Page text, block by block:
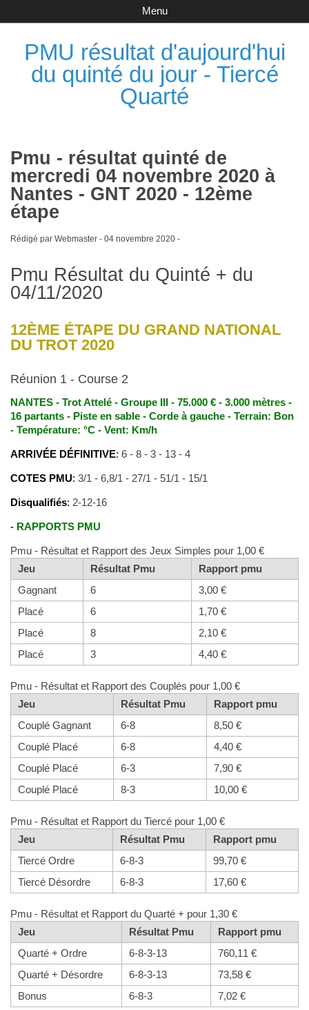
PMU résultat d'aujourd'hui
du quinté du jour - Tiercé
Quarté
Menu
Pmu - résultat quinté de
mercredi 04 novembre 2020 à
Nantes - GNT 2020 - 12ème
étape
Rédigé par Webmaster - 04 novembre 2020-
Pmu Résultat du Quinté + du
04/11/2020
12ÈME ÉTAPE DU GRAND NATIONAL
DU TROT 2020
Réunion 1 - Course 2
NANTES - Trot Attelé - Groupe III - 75.000 € - 3.000 mètres -
16 partants - Piste en sable - Corde à gauche - Terrain: Bon
- Température: °C - Vent: Km/h
ARRIVÉE DÉFINITIVE: 6 - 8 - 3 - 13 - 4
COTES PMU: 3/1 - 6,8/1 - 27/1 - 51/1 - 15/1
Disqualifiés: 2-12-16
- RAPPORTS PMU
Pmu - Résultat et Rapport des Jeux Simples pour 1,00 €
Jeu
Résultat Pmu
Rapport pmu
Gagnant
6
3,00 €
Placé
6
1,70 €
Placé
8
2,10 €
Placé
3 4,40 €
Pmu - Résultat et Rapport des Couplés pour 1,00 €
Jeu
Résultat Pmu
Rapport pmu
Couplé Gagnant
6-8
8,50 €
Couplé Placé
6-8
4,40 €
Couplé Placé
6-3
7,90 €
Couplé Placé
8-3 10,00 €
Pmu - Résultat et Rapport du Tiercé pour 1,00 €
Jeu
Résultat Pmu
Rapport pmu
Tiercé Ordre
6-8-3
99,70 €
Tiercé Désordre
6-8-3 17,60 €
Pmu - Résultat et Rapport du Quarté + pour 1,30 €
Jeu
Résultat Pmu
Rapport pmu
Quarté + Ordre
6-8-3-13
760,11 €
Quarté + Désordre
6-8-3-13
73,58 €
Bonus
6-8-3 7,02 €